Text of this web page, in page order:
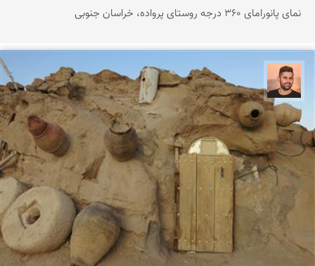
نمای پانورامای ۳۶۰ درجه روستای پرواده، خراسان جنوبی
ابراهیم رفیعی